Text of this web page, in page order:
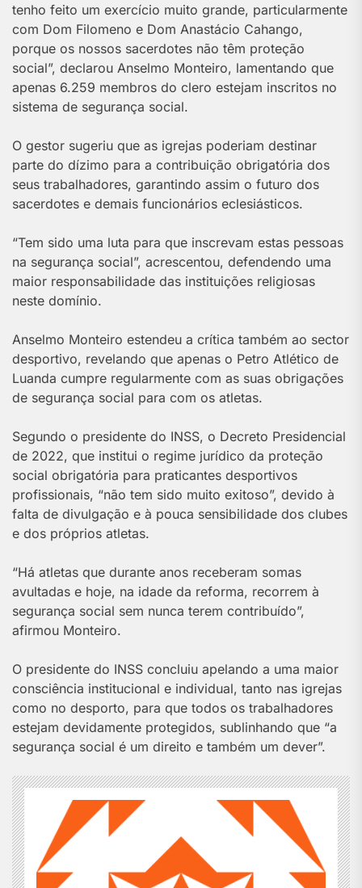
tenho feito um exercício muito grande, particularmente
com Dom Filomeno e Dom Anastácio Cahango,
porque os nossos sacerdotes não têm proteção
social”, declarou Anselmo Monteiro, lamentando que
apenas 6.259 membros do clero estejam inscritos no
sistema de segurança social.
O gestor sugeriu que as igrejas poderiam destinar
parte do dízimo para a contribuição obrigatória dos
seus trabalhadores, garantindo assim o futuro dos
sacerdotes e demais funcionários eclesiásticos.
“Tem sido uma luta para que inscrevam estas pessoas
na segurança social”, acrescentou, defendendo uma
maior responsabilidade das instituições religiosas
neste domínio.
Anselmo Monteiro estendeu a crítica também ao sector
desportivo, revelando que apenas o Petro Atlético de
Luanda cumpre regularmente com as suas obrigações
de segurança social para com os atletas.
Segundo o presidente do INSS, o Decreto Presidencial
de 2022, que institui o regime jurídico da proteção
social obrigatória para praticantes desportivos
profissionais, “não tem sido muito exitoso”, devido à
falta de divulgação e à pouca sensibilidade dos clubes
e dos próprios atletas.
“Há atletas que durante anos receberam somas
avultadas e hoje, na idade da reforma, recorrem à
segurança social sem nunca terem contribuído”,
afirmou Monteiro.
O presidente do INSS concluiu apelando a uma maior
consciência institucional e individual, tanto nas igrejas
como no desporto, para que todos os trabalhadores
estejam devidamente protegidos, sublinhando que “a
segurança social é um direito e também um dever”.